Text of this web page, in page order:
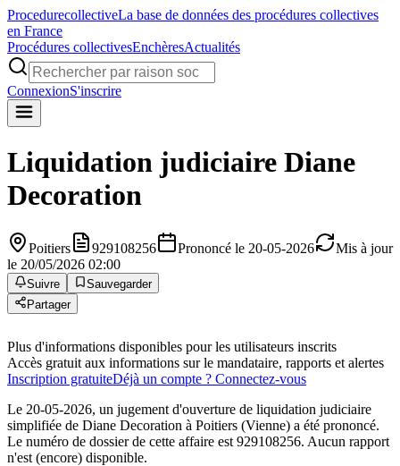
ProcedurecollectiveLa base de données des procédures collectives
en France
Procédures collectivesEnchèresActualités
ConnexionS'inscrire
Liquidation judiciaire Diane
Decoration
Poitiers 929108256 Prononcé le 20-05-2026
Mis à jour
le 20/05/2026 02:00
Suivre
Sauvegarder
Partager
Plus d'informations disponibles pour les utilisateurs inscrits
Accès gratuit aux informations sur le mandataire, rapports et alertes
Inscription gratuiteDéjà un compte ? Connectez-vous
Le 20-05-2026, un jugement d'ouverture de liquidation judiciaire
simplifiée de Diane Decoration à Poitiers (Vienne) a été prononcé.
Le numéro de dossier de cette affaire est 929108256. Aucun rapport
n'est (encore) disponible.